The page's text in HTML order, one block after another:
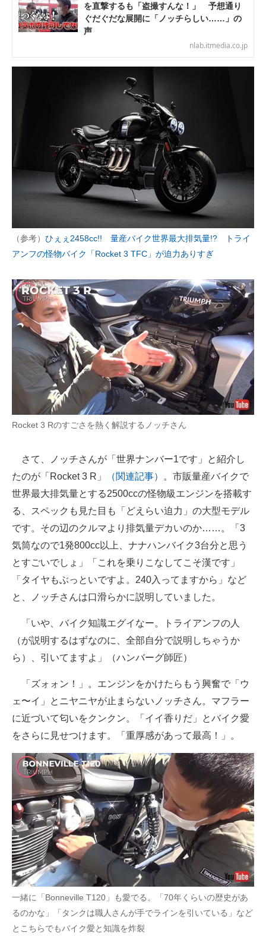
を直撃するも「盗撮すんな！」 予想通り
ぐだぐだな展開に「ノッチらしい……」の
声
nlab.itmedia.co.jp
（参考） ひぇぇ2458cc!! 量産バイク世界最大排気量!? トライ
アンフの怪物バイク「Rocket 3 TFC」が迫力ありすぎ
Rocket 3 Rのすごさを熱く解説するノッチさん
さて、ノッチさんが「世界ナンバー1です」と紹介し
たのが「Rocket 3 R」
（関連記事）
。市販量産バイクで
世界最大排気量とする2500ccの怪物級エンジンを搭載す
る、スペックも見た目も「どえらい迫力」の大型モデル
です。その辺のクルマより排気量デカいのか……。「3
気筒なので1発800cc以上、ナナハンバイク3台分と思う
とすごいでしょ」「これを乗りこなしてこそ漢です」
「タイヤもぶっといですよ。240入ってますから」など
と、ノッチさんは口滑らかに説明していました。
「いや、バイク知識エグイなー。トライアンフの人
（が説明するはずなのに、全部自分で説明しちゃうか
ら）、引いてますよ」（ハンバーグ師匠）
「ズォォン！」。エンジンをかけたらもう興奮で「ウ
ェ〜イ」とニヤニヤが止まらないノッチさん。マフラー
に近づいて匂いをクンクン。「イイ香りだ」とバイク愛
をさらに見せつけます。「重厚感があって最高！」。
一緒に「Bonneville T120」も愛でる。「70年くらいの歴史があ
るのかな」「タンクは職人さんが手でラインを引いている」など
とこちらでもバイク愛と知識を炸裂